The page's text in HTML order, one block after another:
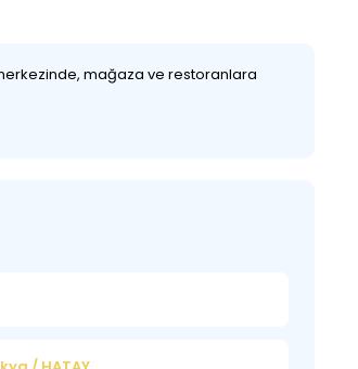
mağaza ve restoranlara